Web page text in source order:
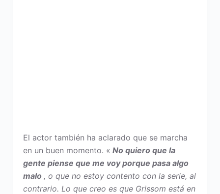
El actor también ha aclarado que se marcha
en un buen momento. « No quiero que la
gente piense que me voy porque pasa algo
malo , o que no estoy contento con la serie, al
contrario. Lo que creo es que Grissom está en